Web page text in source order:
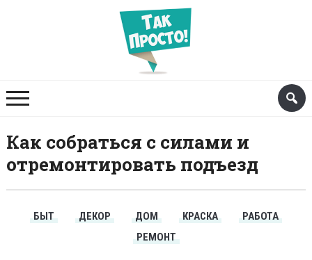
Как собраться с силами и
отремонтировать подъезд
БЫТ ДЕКОР ДОМ КРАСКА
РАБОТА
РЕМОНТ